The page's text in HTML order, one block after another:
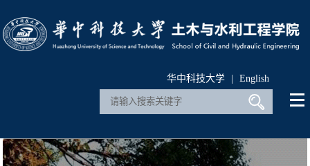
华中科技大学 | English